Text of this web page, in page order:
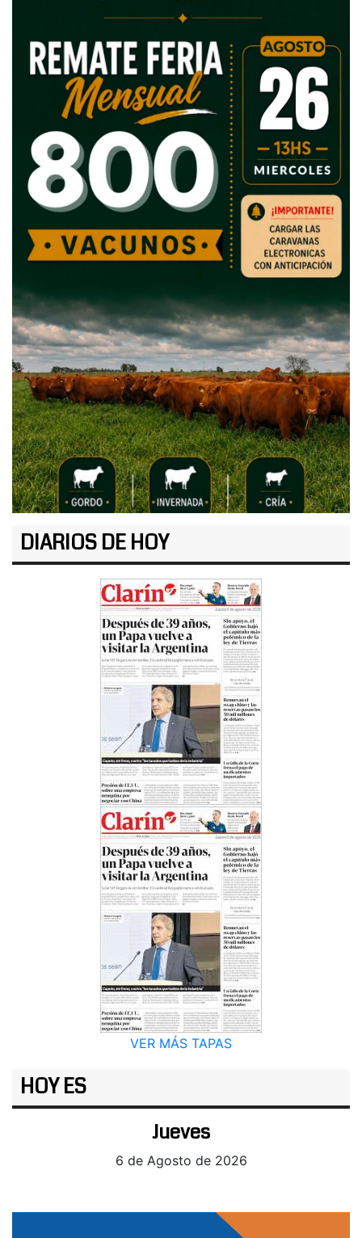
DIARIOS DE HOY
VER MÁS TAPAS
HOY ES
Jueves
6 de Agosto de 2026